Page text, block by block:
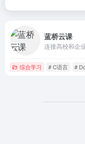
蓝桥云课
连接高校和企
综合学习 # C语言 #